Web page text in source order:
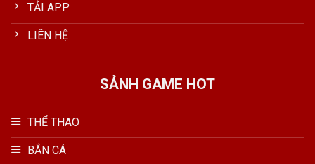
TẢI APP
LIÊN HỆ
SẢNH GAME HOT
THỂ THAO
BẮN CÁ